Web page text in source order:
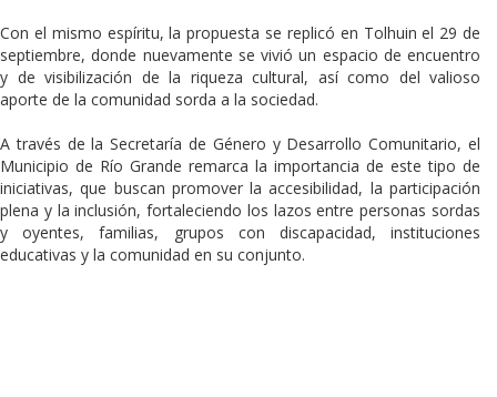
Con el mismo espíritu, la propuesta se replicó en Tolhuin el 29 de
septiembre, donde nuevamente se vivió un espacio de encuentro
y de visibilización de la riqueza cultural, así como del valioso
aporte de la comunidad sorda a la sociedad.
A través de la Secretaría de Género y Desarrollo Comunitario, el
Municipio de Río Grande remarca la importancia de este tipo de
iniciativas, que buscan promover la accesibilidad, la participación
plena y la inclusión, fortaleciendo los lazos entre personas sordas
y oyentes, familias, grupos con discapacidad, instituciones
educativas y la comunidad en su conjunto.